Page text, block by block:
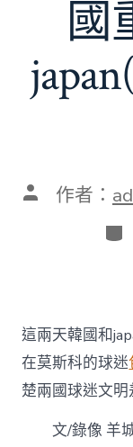
國
文 作者：
分
類
這兩天韓國和
在莫斯科的球迷
楚兩國球迷文明
文/錄像 羊城